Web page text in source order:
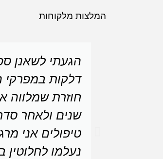
המלצות מלקוחות
הגעתי לשאנן
דלקות במפרקי
חוזרת שמלווה
טיפולים אני
נעלמו לחלוטין